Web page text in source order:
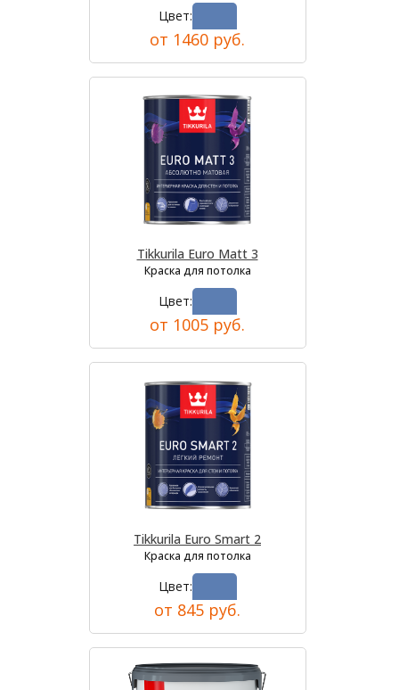
Цвет:
от 1460 руб.
Tikkurila Euro Matt 3
Краска для потолка
Цвет:
от 1005 руб.
Tikkurila Euro Smart 2
Краска для потолка
Цвет:
от 845 руб.